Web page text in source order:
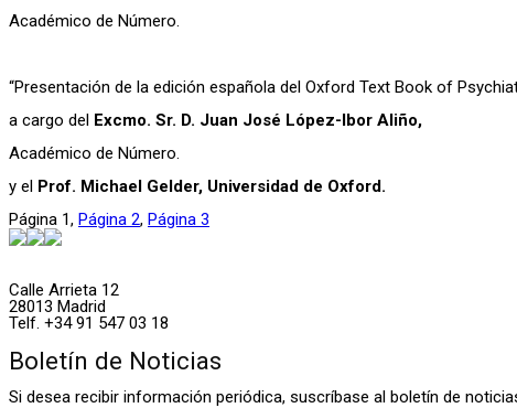
Académico de Número.
“Presentación de la edición española del Oxford Text Book of
a cargo del Excmo. Sr. D. Juan José López-Ibor Aliño,
Académico de Número.
y el Prof. Michael Gelder, Universidad de Oxford.
Página 1, Página 2, Página 3
Calle Arrieta 12
28013 Madrid
Telf. +34 91 547 03 18
Boletín de Noticias
Si desea recibir información periódica, suscríbase al boletín de